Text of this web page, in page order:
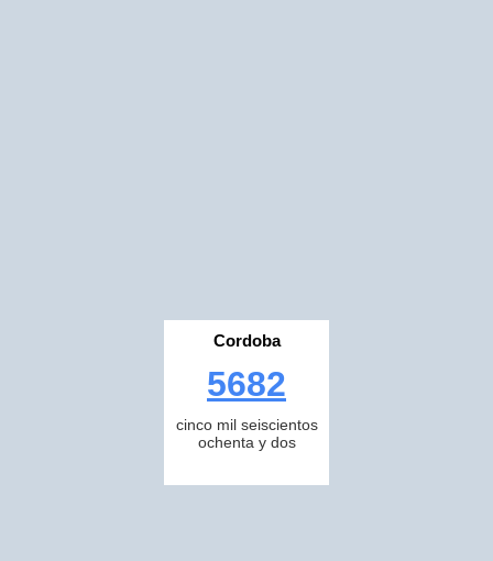
Cordoba
5682
cinco mil seiscientos
ochenta y dos